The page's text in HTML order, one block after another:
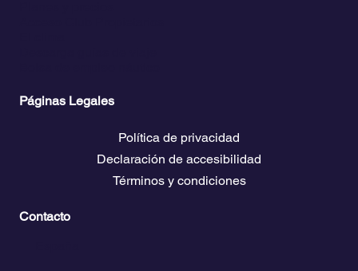
Páginas Legales
Política de privacidad
Declaración de accesibilidad
Términos y condiciones
Contacto